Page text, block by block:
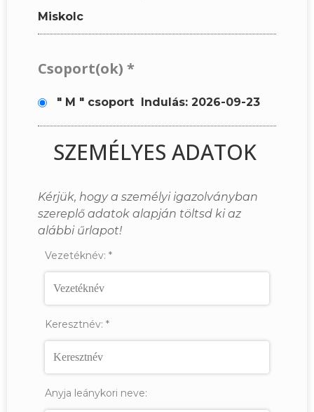
Miskolc
Csoport(ok) *
" M " csoport Indulás: 2026-09-23
SZEMÉLYES ADATOK
Kérjük, hogy a személyi igazolványban
szereplő adatok alapján töltsd ki az
alábbi űrlapot!
Vezetéknév: *
Keresztnév: *
Anyja leánykori neve: